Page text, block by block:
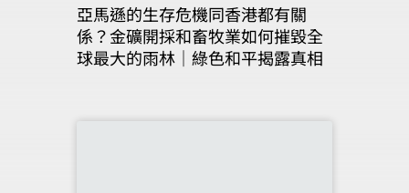
亞馬遜的生存危機同香港都有關
係？金礦開採和畜牧業如何摧毀全
球最大的雨林｜綠色和平揭露真相